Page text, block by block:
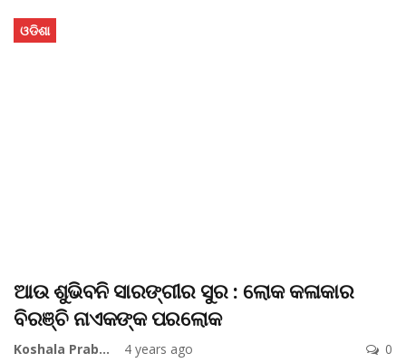
ଓଡିଶା
ଆଉ ଶୁଭିବନି ସାରଙ୍ଗୀର ସୁର : ଲୋକ କଳାକାର
ବିରଞ୍ଚି ନାଏକଙ୍କ ପରଲୋକ
Koshala Prabaha 4 years ago 0